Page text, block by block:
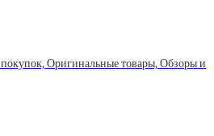
Оригинальные товары, Обзоры и